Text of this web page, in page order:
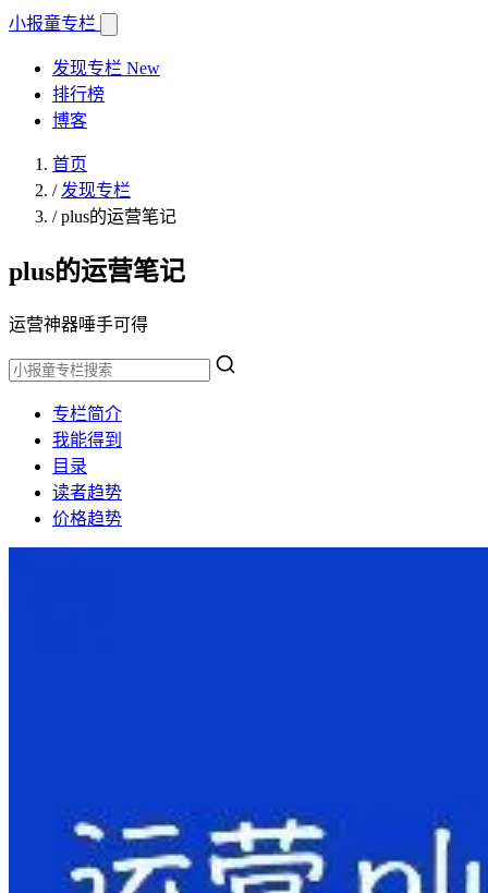
小报童专栏
发现专栏 New
排行榜
博客
首页
/ 发现专栏
/plus的运营笔记
plus的运营笔记
运营神器唾手可得
专栏简介
我能得到
目录
读者趋势
价格趋势